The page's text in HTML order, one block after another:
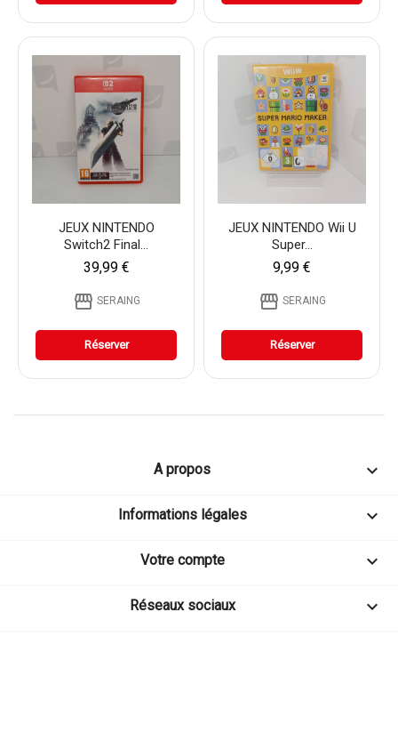
JEUX NINTENDO
Switch2 Final...
39,99 €
storefront SERAING
Réserver
JEUX NINTENDO Wii U
Super...
9,99 €
storefront SERAING
Réserver
A propos 
Informations légales 
Votre compte 
Réseaux sociaux 